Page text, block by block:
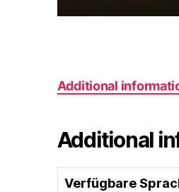
Additional
Additional
Verfügbare